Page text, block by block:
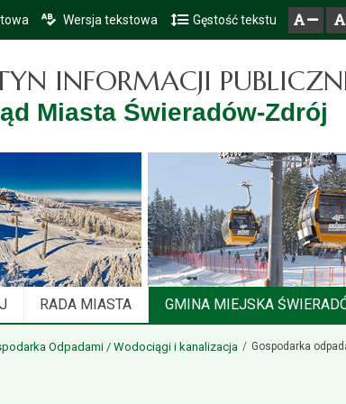
Przejdź do głównego menu
Przejdź do treści
Przejdź do mapy serwisu
Wersja tekstowa Gęstość tekstu
INFORMACJI
Miasta Świeradów-Zdrój
RADA MIASTA GMINA MIEJSKA
Odpadami / Wodociągi i kanalizacja Gospodarka